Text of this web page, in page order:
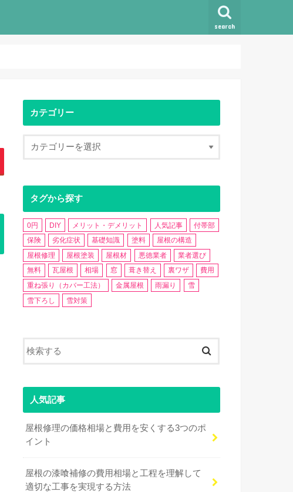
search
カテゴリー
タグから探す
0円 DIY メリット・デメリット 人気記事
付帯部
保険
劣化症状 基礎知識 塗料
屋根の構造
屋根修理
屋根塗装 屋根材 悪徳業者
業者選び
無料
瓦屋根 相場 窓 葺き替え 裏ワザ
費用
重ね張り（カバー工法）
金属屋根 雨漏り
雪
雪下ろし
雪対策
人気記事
屋根修理の価格相場と費用を安くする3つのポ
イント
屋根の漆喰補修の費用相場と工程を理解して
適切な工事を実現する方法